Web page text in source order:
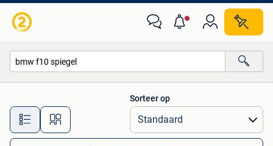
Alle afstanden…
Sorteer op